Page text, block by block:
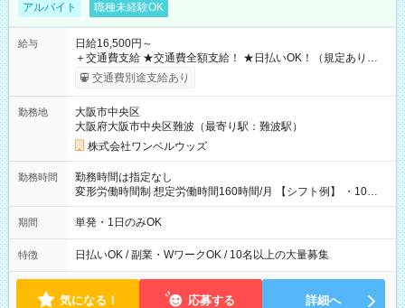
アルバイト 職種未経験OK
給与
日給16,500円～
＋交通費支給 ★交通費全額支給！ ★日払いOK！（規定あり） ┗
働いたその日に現金GET♪ お仕事後はコンビニATMから 日払
交通費別途支給あり
勤務地
大阪市中央区
大阪府大阪市中央区難波（最寄り駅：難波駅）
株式会社ワンベルウッズ
勤務時間
勤務時間は指定なし
変形労働時間制 想定労働時間160時間/月 【シフト例】 ・10：
00～20：00
期間 単発・1日のみOK
特徴 日払いOK / 副業・WワークOK / 10名以上の大量募集
気になる！ 応募する 詳細へ